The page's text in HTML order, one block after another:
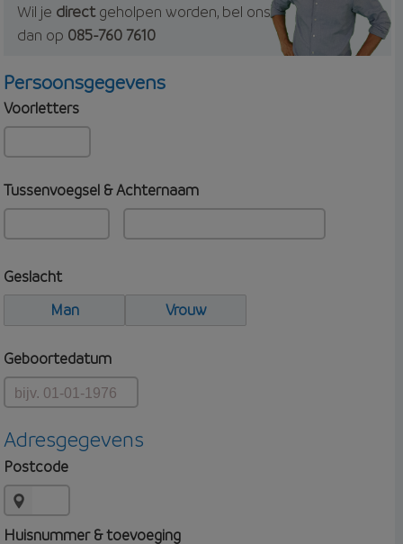
Wil je directgeholpen worden, bel ons
dan op 085-760 7610
Persoonsgegevens
Voorletters
Tussenvoegsel & Achternaam
Geslacht
Man
Vrouw
Geboortedatum
Adresgegevens
Postcode
Huisnummer & toevoeging